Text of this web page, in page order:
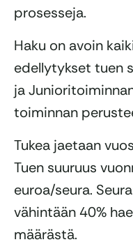
prosesseja.
Haku on avoin
edellytykset tuen
ja
toiminnan
Tukea jaetaan
Tuen suuruus
euroa/seura.
vähintään 40%
määrästä.